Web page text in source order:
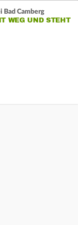
Bad Camberg
WEG UND STEHT